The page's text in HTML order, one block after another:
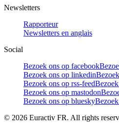
Newsletters
Rapporteur
Newsletters en anglais
Social
Bezoek ons op facebook
Bezoek ons op linkedin
Bezoek ons op rss-feed
Bezoek ons op mastodon
Bezoek ons op bluesky
© 2026 Euractiv FR. All rights